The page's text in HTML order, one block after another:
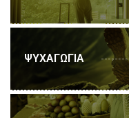
ΨΥΧΑΓΩΓΙΑ